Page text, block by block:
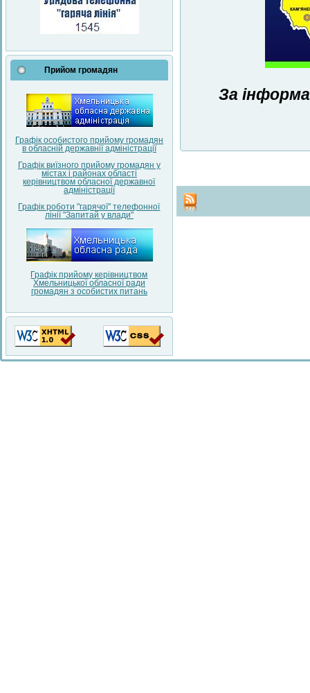
Прийом громадян
Графік особистого прийому громадян
в обласній державнії адміністрації
Графік виїзного прийому громадян у
містах і районах області
керівництвом обласної державної
адміністрації
Графік роботи "гарячої" телефонної
лінії "Запитай у влади"
Графік прийому керівництвом
Хмельницької обласної ради
громадян з особистих питань
За